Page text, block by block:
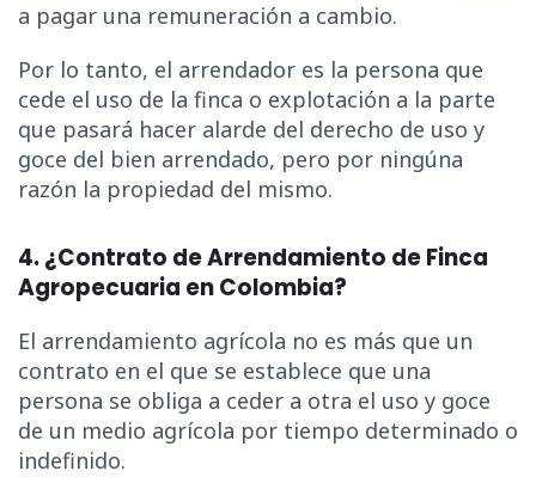
a pagar una remuneración a cambio.
Por lo tanto, el arrendador es la persona que
cede el uso de la finca o explotación a la parte
que pasará hacer alarde del derecho de uso y
goce del bien arrendado, pero por ningúna
razón la propiedad del mismo.
4.¿Contrato de Arrendamiento de Finca
Agropecuaria en Colombia?
El arrendamiento agrícola no es más que un
contrato en el que se establece que una
persona se obliga a ceder a otra el uso y goce
de un medio agrícola por tiempo determinado o
indefinido.